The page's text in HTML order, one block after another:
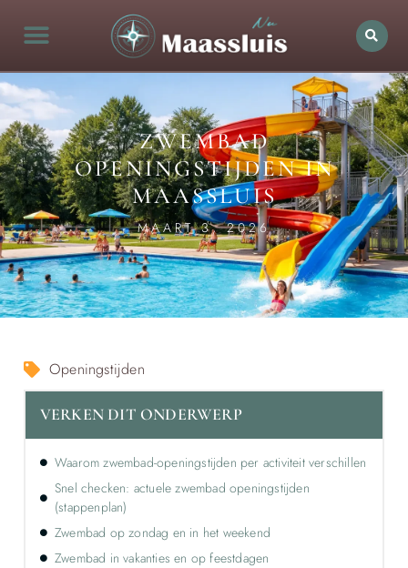
ZWEMBAD
OPENINGSTIJDEN IN
MAASSLUIS
MAART 3, 2026
Openingstijden
VERKEN DIT ONDERWERP
Waarom zwembad-openingstijden per activiteit verschillen
Snel checken: actuele zwembad openingstijden
(stappenplan)
Zwembad op zondag en in het weekend
Zwembad in vakanties en op feestdagen